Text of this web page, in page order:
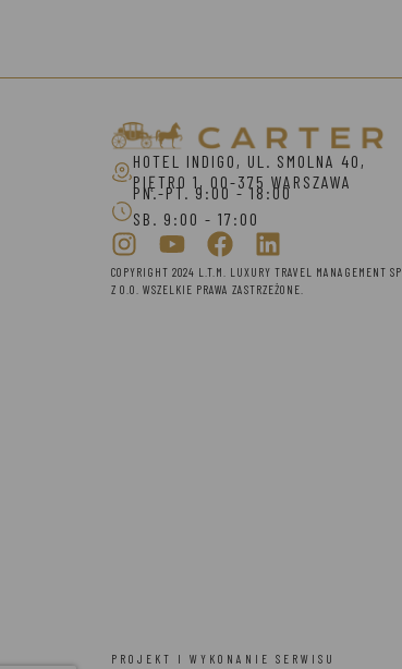
HOTEL INDIGO, UL. SMOLNA 40,
PIĘTRO 1, 00-375 WARSZAWA
PN.-PT. 9:00 - 18:00
SB. 9:00 - 17:00
COPYRIGHT 2024 L.T.M. LUXURY TRAVEL MANAGEMENT SP.
Z O.O. WSZELKIE PRAWA ZASTRZEŻONE.
PROJEKT I WYKONANIE SERWISU